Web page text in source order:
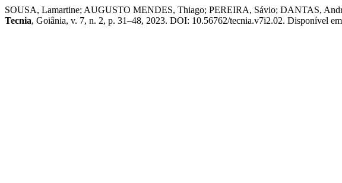
SOUSA, Lamartine; AUGUSTO MENDES, Thiago; PEREIRA, Sávio; DANTAS,
Tecnia, Goiânia, v. 7, n. 2, p. 31–48, 2023. DOI: 10.56762/tecnia.v7i2.02. Disponível